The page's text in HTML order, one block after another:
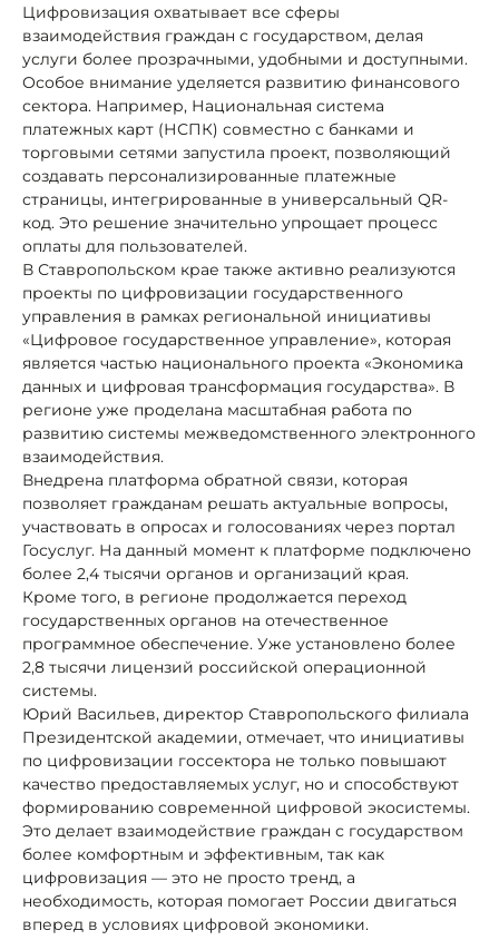
Цифровизация охватывает все сферы
взаимодействия граждан с государством, делая
услуги более прозрачными, удобными и доступными.
Особое внимание уделяется развитию финансового
сектора. Например, Национальная система
платежных карт (НСПК) совместно с банками и
торговыми сетями запустила проект, позволяющий
создавать персонализированные платежные
страницы, интегрированные в универсальный QR-
код. Это решение значительно упрощает процесс
оплаты для пользователей.
В Ставропольском крае также активно реализуются
проекты по цифровизации государственного
управления в рамках региональной инициативы
«Цифровое государственное управление», которая
является частью национального проекта «Экономика
данных и цифровая трансформация государства». В
регионе уже проделана масштабная работа по
развитию системы межведомственного электронного
взаимодействия.
Внедрена платформа обратной связи, которая
позволяет гражданам решать актуальные вопросы,
участвовать в опросах и голосованиях через портал
Госуслуг. На данный момент к платформе подключено
более 2,4 тысячи органов и организаций края.
Кроме того, в регионе продолжается переход
государственных органов на отечественное
программное обеспечение. Уже установлено более
2,8 тысячи лицензий российской операционной
системы.
Юрий Васильев, директор Ставропольского филиала
Президентской академии, отмечает, что инициативы
по цифровизации госсектора не только повышают
качество предоставляемых услуг, но и способствуют
формированию современной цифровой экосистемы.
Это делает взаимодействие граждан с государством
более комфортным и эффективным, так как
цифровизация — это не просто тренд, а
необходимость, которая помогает России двигаться
вперед в условиях цифровой экономики.